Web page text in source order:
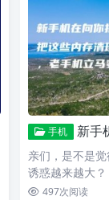
手机 新手机在
亲们，是不是
诱惑越来越大
机焕然一新，…
497次阅读